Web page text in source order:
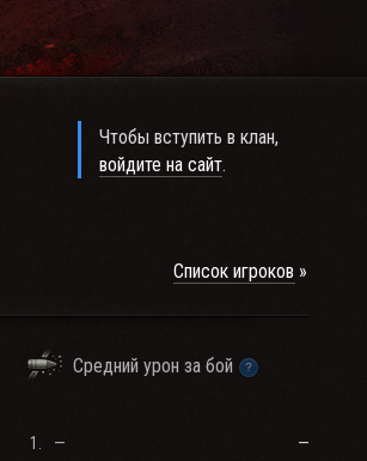
Чтобы вступить в клан,
войдите на сайт.
Список игроков
Средний урон за бой
1. — —